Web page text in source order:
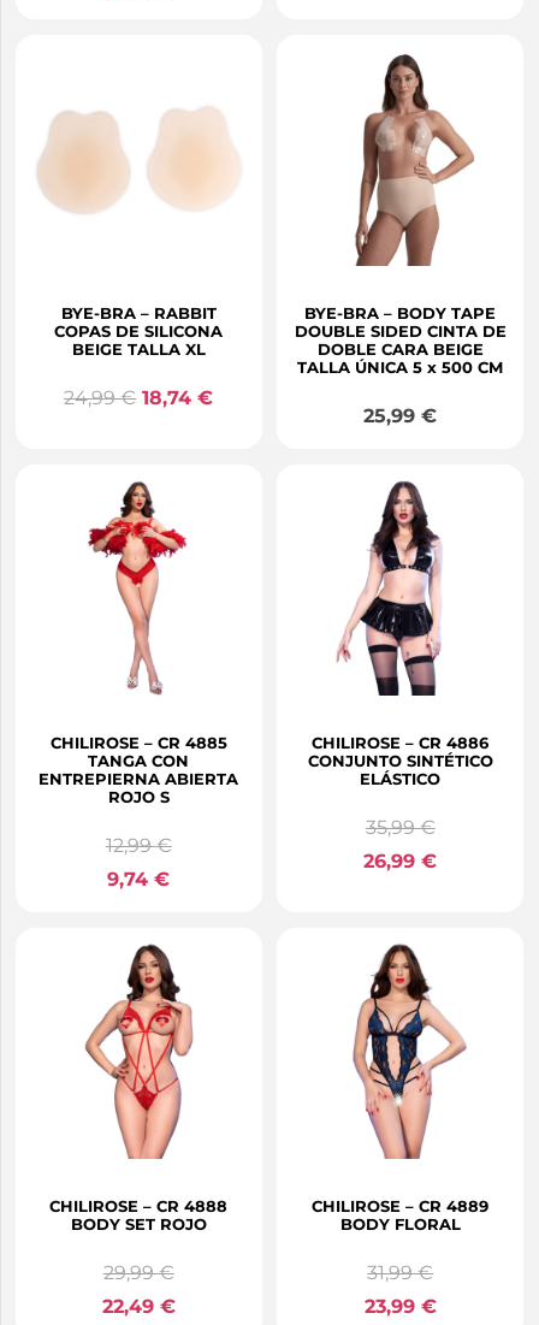
BYE-BRA – RABBIT
COPAS DE SILICONA
BEIGE TALLA XL
24,99€ 18,74€
BYE-BRA – BODY TAPE
DOUBLE SIDED CINTA DE
DOBLE CARA BEIGE
TALLA ÚNICA 5 x 500 CM
25,99€
CHILIROSE – CR 4885
TANGA CON
ENTREPIERNA ABIERTA
ROJO S
12,99€
9,74€
CHILIROSE – CR 4886
CONJUNTO SINTÉTICO
ELÁSTICO
35,99€
26,99€
CHILIROSE – CR 4888
BODY SET ROJO
29,99€
22,49 €
CHILIROSE – CR 4889
BODY FLORAL
31,99€
23,99 €